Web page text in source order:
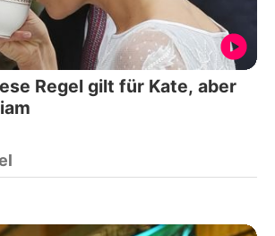
Regel gilt für Kate, aber